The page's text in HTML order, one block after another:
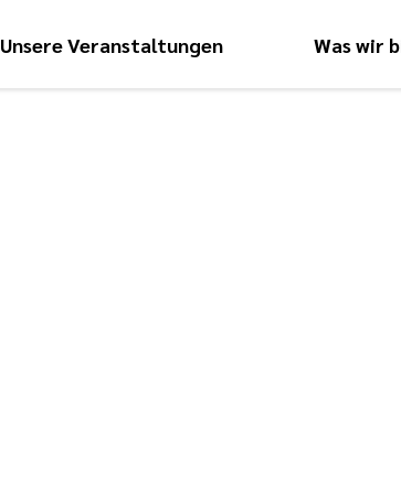
Unsere Veranstaltungen Was wir